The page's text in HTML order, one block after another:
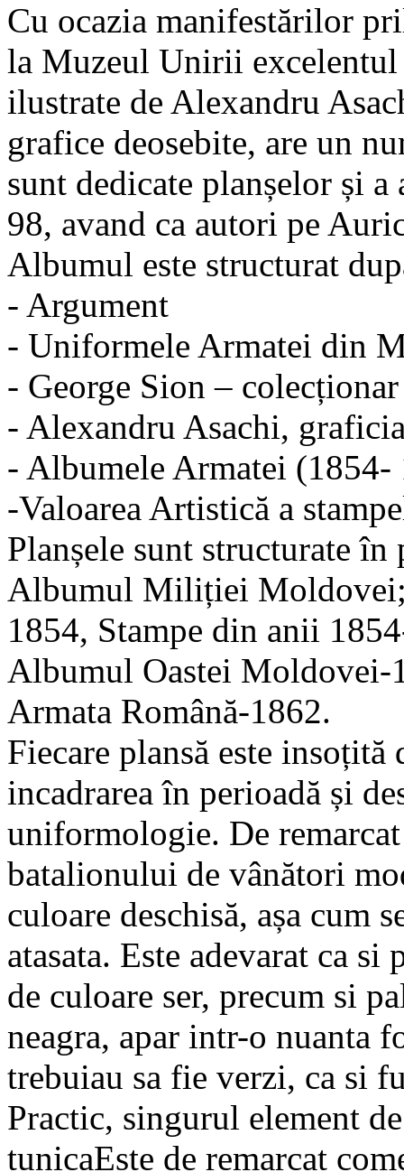
Cu ocazia manifestărilor
la Muzeul Unirii
ilustrate de Alexandru
grafice deosebite, are un
sunt dedicate planșelor și
98, avand ca autori pe
Albumul este structurat
- Argument
- Uniformele Armatei din
- George Sion –
- Alexandru Asachi,
- Albumele Armatei (1854-
-Valoarea Artistică a
Planșele sunt structurate în
Albumul Miliției
1854, Stampe din anii
Albumul Oastei Moldovei-
Armata Română-1862.
Fiecare plansă este
incadrarea în perioadă și
uniformologie. De
batalionului de vânători
culoare deschisă, așa cum
atasata. Este adevarat ca
de culoare ser, precum si
neagra, apar intr-o nuanta
trebuiau sa fie verzi, ca si
Practic, singurul element
tunicaEste de remarcat